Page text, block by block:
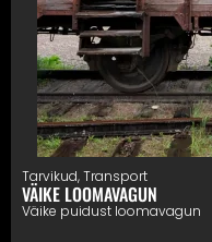
Tarvikud,Transport
VÄIKE LOOMAVAGUN
Väike puidust loomavagun